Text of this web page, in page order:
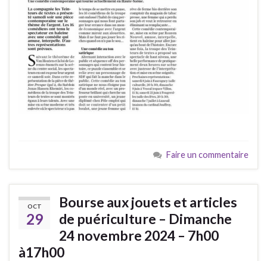
Faire un commentaire
OCT
29
Bourse aux jouets et articles
de puériculture – Dimanche
24 novembre 2024 – 7h00
à17h00